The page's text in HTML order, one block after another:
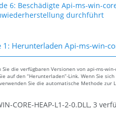
6: Beschädigte Api-ms-win-
durchführt
1: Herunterladen Api-ms-win-
Sie die verfügbaren Versionen von api-ms-
auf den “Herunterladen”-Link. Wenn Sie
Sie die automatische Methode zur
CORE-HEAP-L1-2-0.DLL, 3